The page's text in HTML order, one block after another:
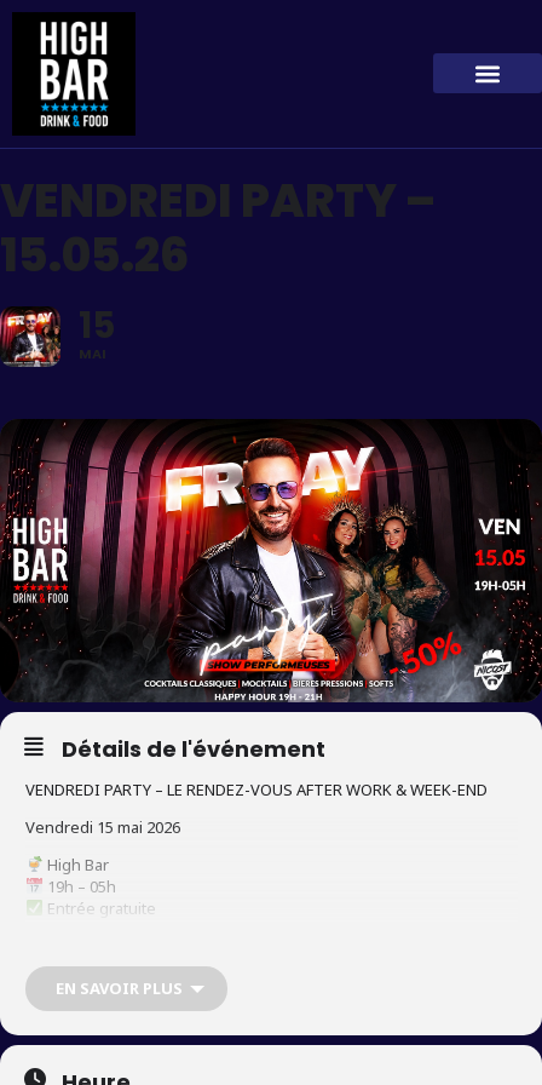
VENDREDI PARTY –
15.05.26
15
MAI
Détails de l'événement
VENDREDI PARTY – LE RENDEZ-VOUS AFTER WORK & WEEK-END
Vendredi 15 mai 2026
High Bar
19h – 05h
Entrée gratuite
clubbing chill, parfaite pour bien commencer la soirée.
⸻
19h – 22h : DJ ELGOSAX
Warm-up élégant et festif pour lancer la soirée.
EN SAVOIR PLUS